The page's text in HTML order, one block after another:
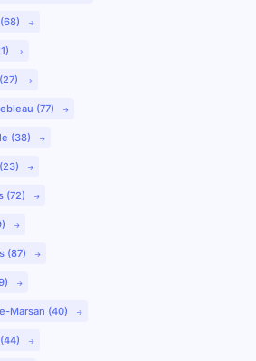
(77)
(38)
(72)
(87)
Marsan (40)